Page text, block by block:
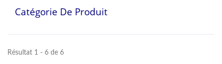
Catégorie De Produit
Résultat 1 - 6 de 6